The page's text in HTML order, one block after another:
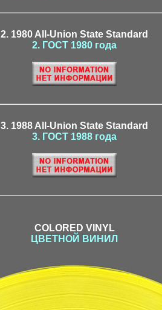
2. 1980 All-Union State Standard
2. ГОСТ 1980 года
3. 1988 All-Union State Standard
3. ГОСТ 1988 года
COLORED VINYL
ЦВЕТНОЙ ВИНИЛ